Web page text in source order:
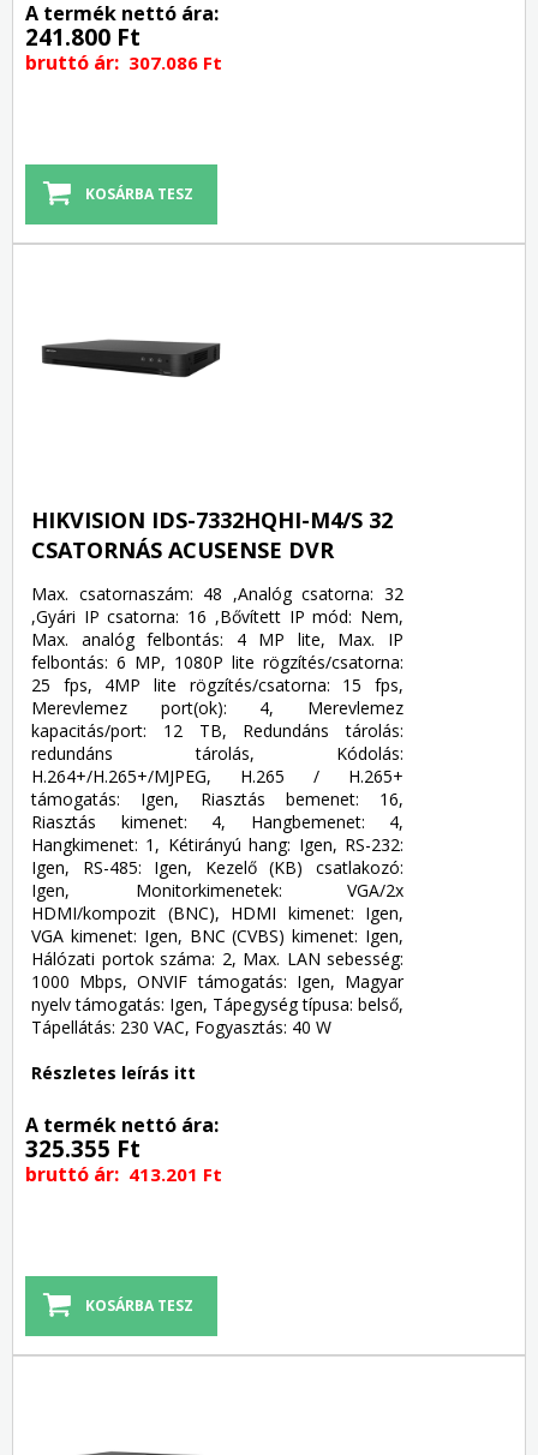
A termék nettó ára:
241.800 Ft
bruttó ár: 307.086 Ft
HIKVISION IDS-7332HQHI-M4/S 32
CSATORNÁS ACUSENSE DVR
Max. csatornaszám: 48 ,Analóg csatorna: 32
,Gyári IP csatorna: 16 ,Bővített IP mód: Nem,
Max. analóg felbontás: 4 MP lite, Max. IP
felbontás: 6 MP, 1080P lite rögzítés/csatorna:
25 fps, 4MP lite rögzítés/csatorna: 15 fps,
Merevlemez port(ok): 4, Merevlemez
kapacitás/port: 12 TB, Redundáns tárolás:
redundáns tárolás, Kódolás:
H.264+/H.265+/MJPEG, H.265 / H.265+
támogatás: Igen, Riasztás bemenet: 16,
Riasztás kimenet: 4, Hangbemenet: 4,
Hangkimenet: 1, Kétirányú hang: Igen, RS-232:
Igen, RS-485: Igen, Kezelő (KB) csatlakozó:
Igen, Monitorkimenetek: VGA/2x
HDMI/kompozit (BNC), HDMI kimenet: Igen,
VGA kimenet: Igen, BNC (CVBS) kimenet: Igen,
Hálózati portok száma: 2, Max. LAN sebesség:
1000 Mbps, ONVIF támogatás: Igen, Magyar
nyelv támogatás: Igen, Tápegység típusa: belső,
Tápellátás: 230 VAC, Fogyasztás: 40 W
Részletes leírás itt
A termék nettó ára:
325.355 Ft
bruttó ár: 413.201 Ft